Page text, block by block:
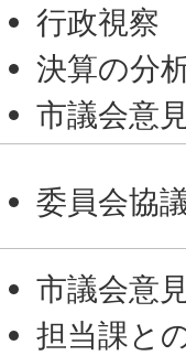
行政視察
決算の分
市議会意
委員会協
市議会意
担当課と